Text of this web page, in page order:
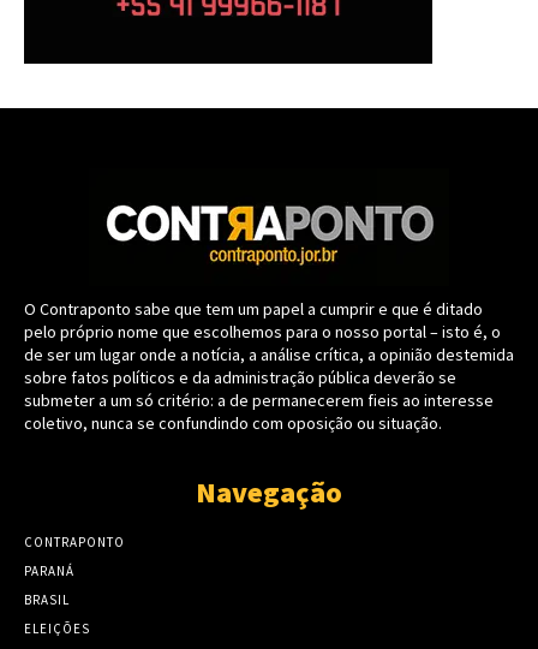
O Contraponto sabe que tem um papel a cumprir e que é ditado
pelo próprio nome que escolhemos para o nosso portal – isto é, o
de ser um lugar onde a notícia, a análise crítica, a opinião destemida
sobre fatos políticos e da administração pública deverão se
submeter a um só critério: a de permanecerem fieis ao interesse
coletivo, nunca se confundindo com oposição ou situação.
Navegação
CONTRAPONTO
PARANÁ
BRASIL
ELEIÇÕES